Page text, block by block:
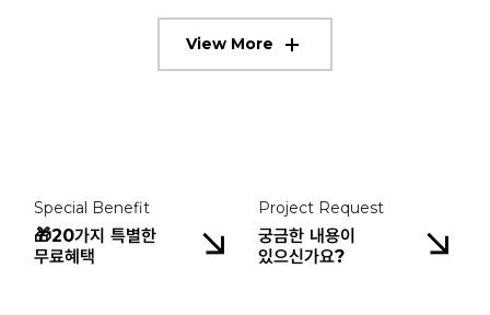
View More
Special Benefit
🎁20가지 특별한
무료혜택
Project Request
궁금한 내용이
있으신가요?